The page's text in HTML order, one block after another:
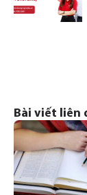
Bài viết liên